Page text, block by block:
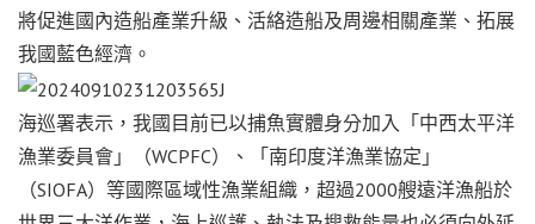
將促進國內造船產業升級、活絡造船及周邊相關產業、拓展
我國藍色經濟。
海巡署表示，我國目前已以捕魚實體身分加入「中西太平洋
漁業委員會」（WCPFC）、「南印度洋漁業協定」
（SIOFA）等國際區域性漁業組織，超過2000艘遠洋漁船於